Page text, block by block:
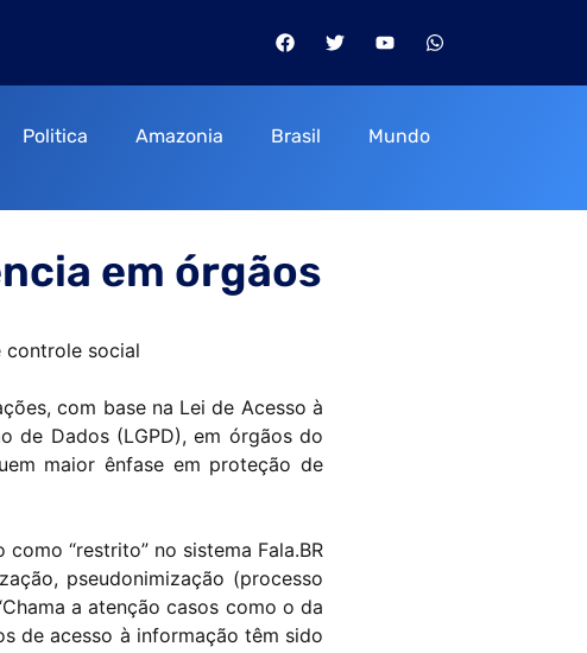
Politica Amazonia Brasil Mundo
em órgãos
controle social
com base na Lei de Acesso à
de Dados (LGPD), em órgãos do
maior ênfase em proteção de
“restrito” no sistema Fala.BR
pseudonimização (processo
a atenção casos como o da
de acesso à informação têm sido